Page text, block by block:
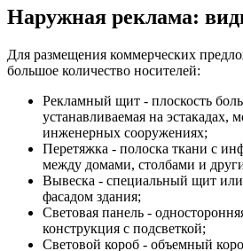
Наружная реклама:
Для размещения коммерческих
большое количество носителей:
Рекламный щит - плоскость
устанавливаемая на эстакадах,
инженерных сооружениях;
Перетяжка - полоска ткани с
между домами, столбами и
Вывеска - специальный щит
фасадом здания;
Световая панель -
конструкция с подсветкой;
Световой короб - объемный